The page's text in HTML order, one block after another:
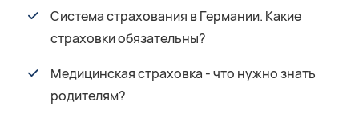
Система страхования в Германии. Какие
страховки обязательны?
Медицинская страховка - что нужно знать
родителям?